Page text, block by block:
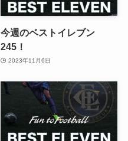
今週のベストイレブン
245！
2023年11月6日